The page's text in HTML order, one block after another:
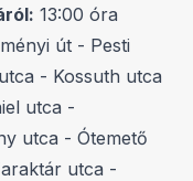
13:00 óra
út - Pesti
- Kossuth utca
utca -
utca - Ótemető
utca -